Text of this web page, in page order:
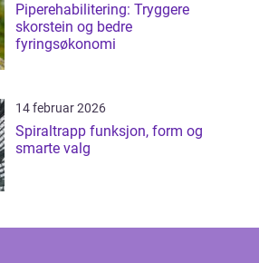
Piperehabilitering: Tryggere
skorstein og bedre
fyringsøkonomi
14 februar 2026
Spiraltrapp funksjon, form og
smarte valg